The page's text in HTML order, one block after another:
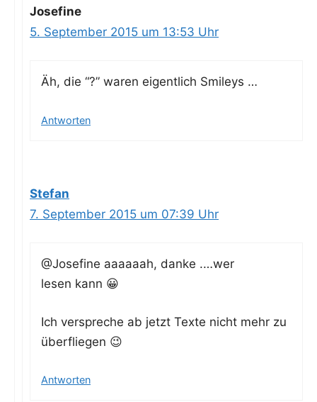
Josefine
5. September 2015 um 13:53 Uhr
Äh, die “?” waren eigent­lich Smileys …
Antworten
Stefan
7. September 2015 um 07:39 Uhr
@Josefine aaaaaah, dan­ke .…wer
lesen kann 😀
Ich ver­spre­che ab jetzt Tex­te nicht mehr zu
überfliegen 😉
Antworten